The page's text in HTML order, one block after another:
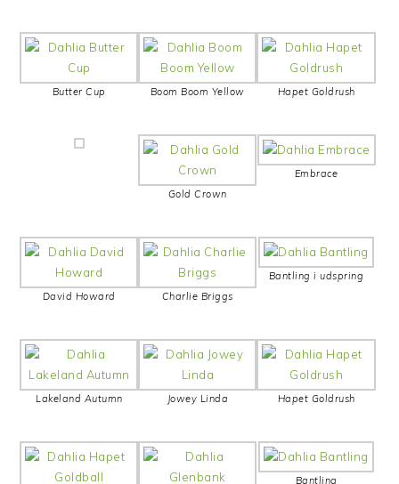
Butter Cup Boom Boom Yellow Hapet Goldrush
Gold Crown
Embrace
David Howard Charlie Briggs
Bantling i udspring
Lakeland Autumn Jowey Linda Hapet Goldrush
Bantling